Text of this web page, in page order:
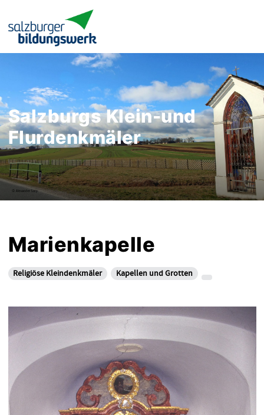
Salzburgs Klein-und
Flurdenkmäler
Marienkapelle
Religiöse Kleindenkmäler Kapellen und Grotten